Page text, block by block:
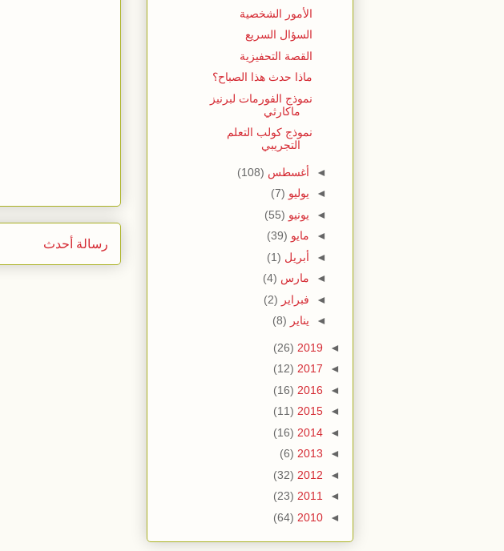
رسالة أحدث
الأمور الشخصية
السؤال السريع
القصة التحفيزية
ماذا حدث هذا الصباح؟
نموذج الفورمات لبرنيز
ماكارثي
نموذج كولب التعلم
التجريبي
◄ أغسطس (108)
◄ يوليو (7)
◄ يونيو (55)
◄ مايو (39)
◄ أبريل (1)
◄ مارس (4)
◄ فبراير (2)
◄ يناير (8)
◄
2019
(26)
◄
2017
(12)
◄
2016
(16)
◄
2015
(11)
◄
2014
(16)
◄
2013
(6)
◄
2012
(32)
◄
2011
(23)
◄
2010
(64)